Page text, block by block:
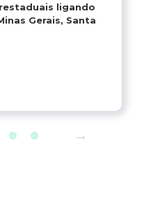
ligando
Gerais, Santa